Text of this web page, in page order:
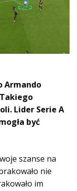
Armando
Lider Serie A
być
szanse na
nie
im